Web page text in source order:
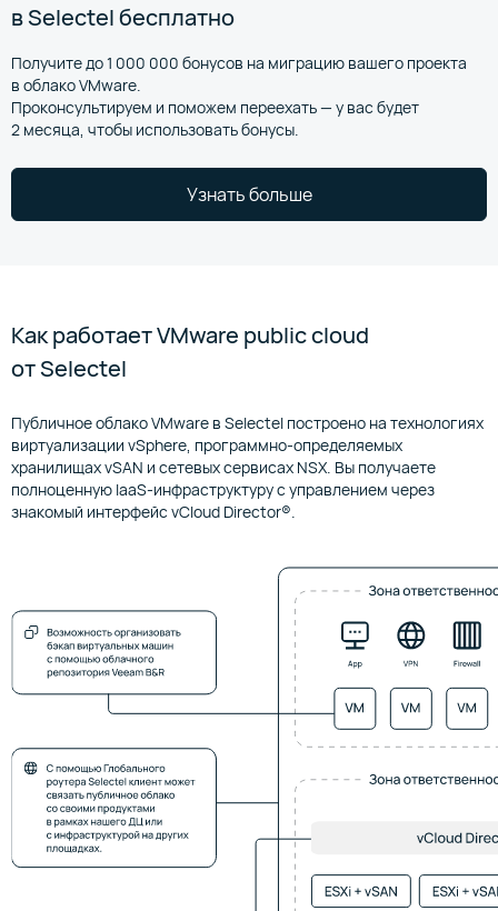
в Selectel бесплатно
Получите до 1 000 000 бонусов на миграцию вашего проекта
в облако VMware.
Проконсультируем и поможем переехать — у вас будет
2 месяца, чтобы использовать бонусы.
Узнать больше
Как работает VMware public cloud
от Selectel
Публичное облако VMware в Selectel построено на технологиях
виртуализации vSphere, программно-определяемых
хранилищах vSAN и сетевых сервисах NSX. Вы получаете
полноценную IaaS-инфраструктуру с управлением через
знакомый интерфейс vCloud Director®.